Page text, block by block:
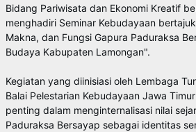
Bidang Pariwisata dan Ekonomi Kreatif
menghadiri Seminar Kebudayaan
Makna, dan Fungsi Gapura Paduraksa
Budaya Kabupaten Lamongan".
Kegiatan yang diinisiasi oleh Lembaga
Balai Pelestarian Kebudayaan Jawa
penting dalam menginternalisasi nilai
Paduraksa Bersayap sebagai identitas